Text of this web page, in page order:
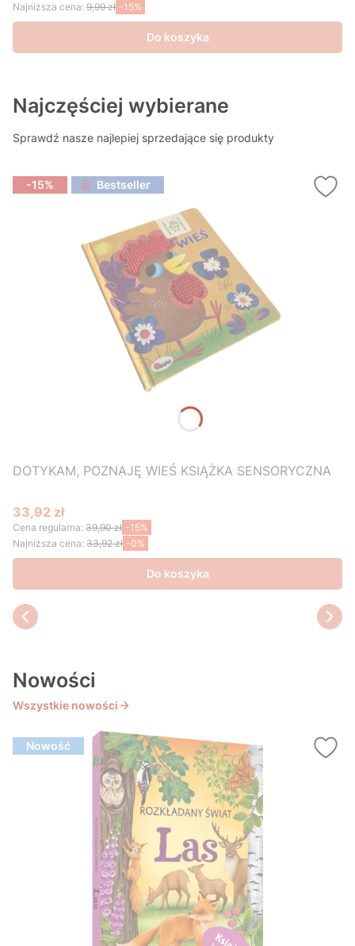
Najniższa cena: 9,99 zł -15%
Do koszyka
Najczęściej wybierane
Sprawdź nasze najlepiej sprzedające się produkty
-15% Bestseller
DOTYKAM, POZNAJĘ WIEŚ KSIĄŻKA SENSORYCZNA
Cena promocyjna
33,92 zł
Cena regularna: 39,90 zł -15%
Najniższa cena: 33,92 zł -0%
Do koszyka
Nowości
Wszystkie nowości
Nowość